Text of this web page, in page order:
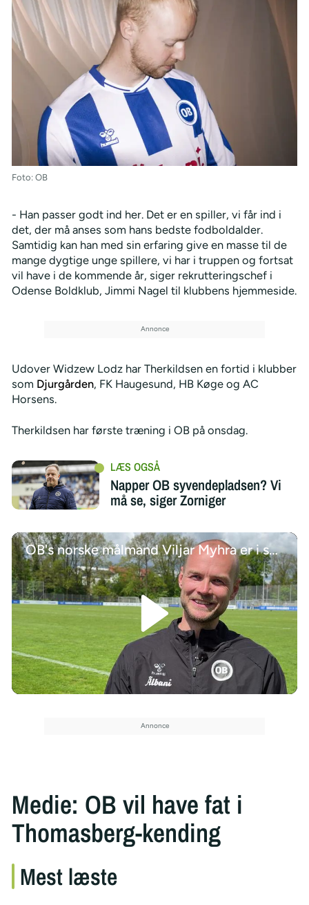
Foto: OB
- Han passer godt ind her. Det er en spiller, vi får ind i
det, der må anses som hans bedste fodboldalder.
Samtidig kan han med sin erfaring give en masse til de
mange dygtige unge spillere, vi har i truppen og fortsat
vil have i de kommende år, siger rekrutteringschef i
Odense Boldklub, Jimmi Nagel til klubbens hjemmeside.
Udover Widzew Lodz har Therkildsen en fortid i klubber
som Djurgården, FK Haugesund, HB Køge og AC
Horsens.
Therkildsen har første træning i OB på onsdag.
Napper OB syvendepladsen? Vi
må se, siger Zorniger
OB's norske målmand Viljar Myhra er i spil til en plads i Norges VM-trup
/
Medie: OB vil have fat i
Thomasberg-kending
Mest læste